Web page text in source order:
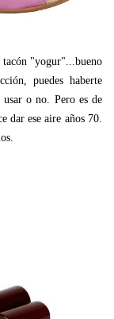
tacón "yogur"...bueno
puedes haberte
usar o no. Pero es de
dar ese aire años 70.